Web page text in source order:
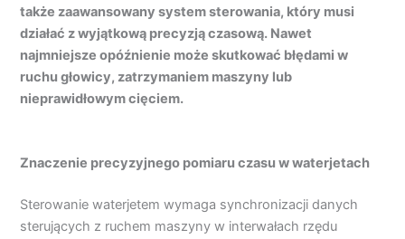
także zaawansowany system sterowania, który musi
działać z wyjątkową precyzją czasową. Nawet
najmniejsze opóźnienie może skutkować błędami w
ruchu głowicy, zatrzymaniem maszyny lub
nieprawidłowym cięciem.
Znaczenie precyzyjnego pomiaru czasu w waterjetach
Sterowanie waterjetem wymaga synchronizacji danych
sterujących z ruchem maszyny w interwałach rzędu